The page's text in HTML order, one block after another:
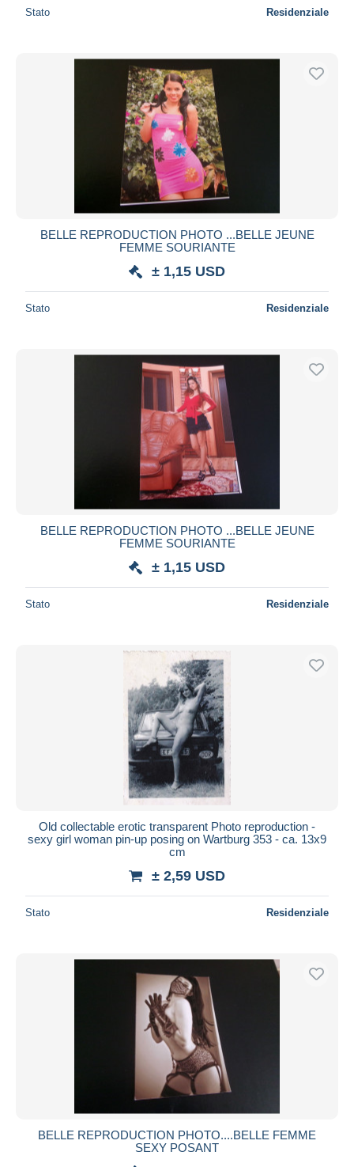
Stato Residenziale
BELLE REPRODUCTION PHOTO ...BELLE JEUNE
FEMME SOURIANTE
± 1,15 USD
Stato Residenziale
BELLE REPRODUCTION PHOTO ...BELLE JEUNE
FEMME SOURIANTE
± 1,15 USD
Stato Residenziale
Old collectable erotic transparent Photo reproduction -
sexy girl woman pin-up posing on Wartburg 353 - ca. 13x9
cm
± 2,59 USD
Stato Residenziale
BELLE REPRODUCTION PHOTO....BELLE FEMME
SEXY POSANT